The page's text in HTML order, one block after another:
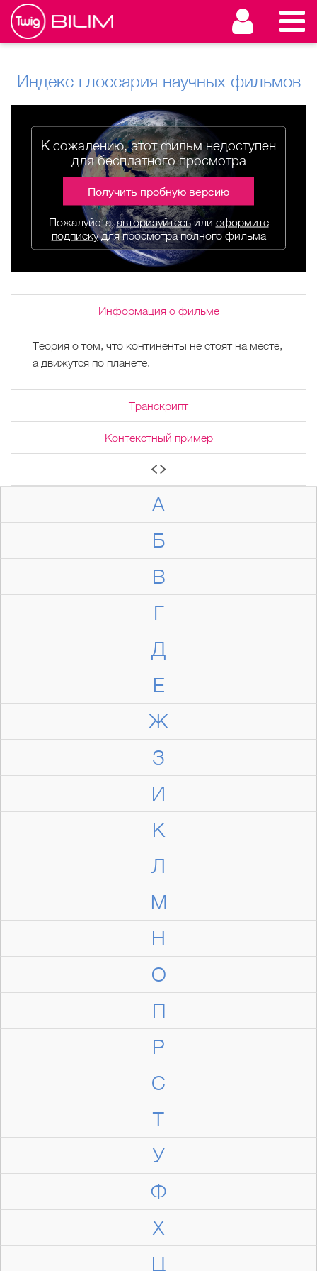
Индекс глоссария научных фильмов
А
Б
В
Г
Д
Е
Ж
З
И
К
Л
М
Н
О
П
Р
С
Т
У
Ф
Х
Ц
К сожалению, этот фильм недоступен
для бесплатного просмотра
Получить пробную версию
Пожалуйста,авторизуйтесьили оформите
подпискудля просмотра полного фильма
Информация о фильме
Теория о том, что континенты не стоят на месте,
а движутся по планете.
Транскрипт
Контекстный пример